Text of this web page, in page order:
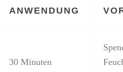
ANWENDUNG
30 Minuten